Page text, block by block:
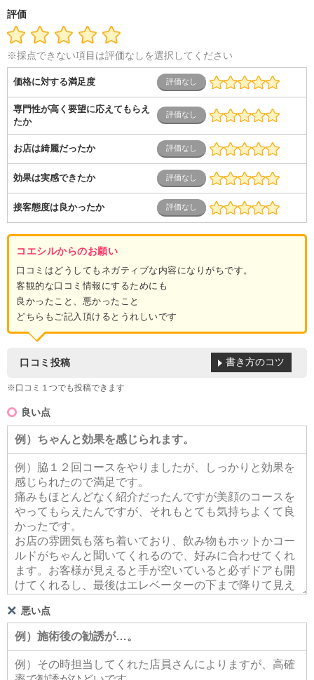
導体・制御）
介護
ス
士業・コンサルティング
ービス
コールセンター マーケティング・企画
専業主婦（夫）
営業
評価
※採点できない項目は評価なしを選択してください
価格に対する満足度
専門性が高く要望に応えてもらえ
たか
お店は綺麗だったか
効果は実感できたか
接客態度は良かったか
コエシルからのお願い
口コミはどうしてもネガティブな内容になりがちです。
客観的な口コミ情報にするためにも
良かったこと、悪かったこと
どちらもご記入頂けるとうれしいです
口コミ投稿
※口コミ１つでも投稿できます
書き方のコツ
良い点
悪い点